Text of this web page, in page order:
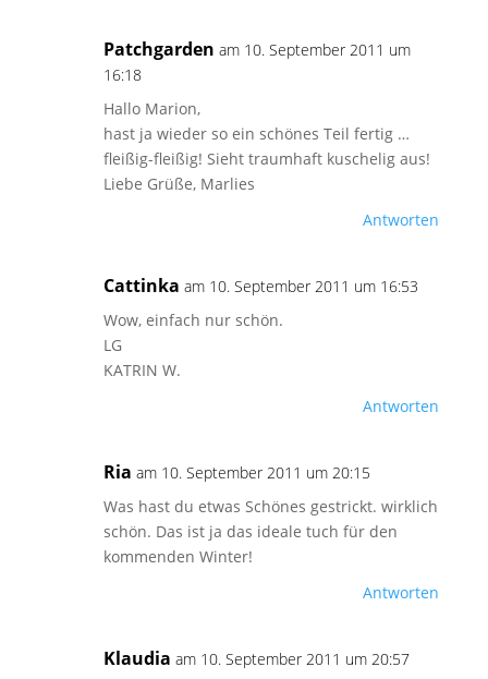
Patchgarden am 10. September 2011 um
16:18
Hallo Marion,
hast ja wieder so ein schönes Teil fertig …
fleißig-fleißig! Sieht traumhaft kuschelig aus!
Liebe Grüße, Marlies
Antworten
Cattinka am 10. September 2011 um 16:53
Wow, einfach nur schön.
LG
KATRIN W.
Antworten
Ria am 10. September 2011 um 20:15
Was hast du etwas Schönes gestrickt. wirklich
schön. Das ist ja das ideale tuch für den
kommenden Winter!
Antworten
Klaudia am 10. September 2011 um 20:57